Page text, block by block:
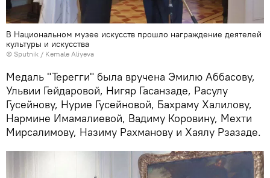
В Национальном музее искусств прошло награждение деятелей
культуры и искусства
© Sputnik / Kemale Aliyeva
Медаль "Терегги" была вручена Эмилю Аббасову,
Ульвии Гейдаровой, Нигяр Гасанзаде, Расулу
Гусейнову, Нурие Гусейновой, Бахраму Халилову,
Нармине Имамалиевой, Вадиму Коровину, Мехти
Мирсалимову, Назиму Рахманову и Хаялу Рзазаде.